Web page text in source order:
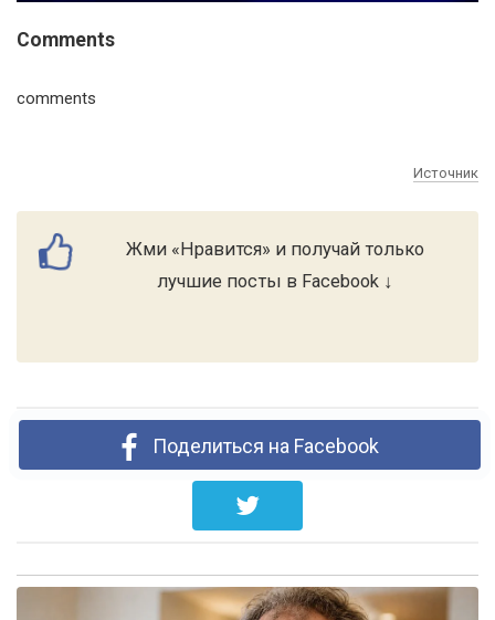
Comments
comments
Источник
Жми «Нравится» и получай только
лучшие посты в Facebook ↓
Поделиться на Facebook